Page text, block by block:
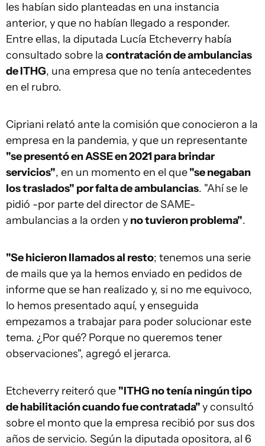
les habían sido planteadas en una instancia
anterior, y que no habían llegado a responder.
Entre ellas, la diputada Lucía Etcheverry había
consultado sobre la contratación de ambulancias
de ITHG, una empresa que no tenía antecedentes
en el rubro.
Cipriani relató ante la comisión que conocieron a la
empresa en la pandemia, y que un representante
"se presentó en ASSE en 2021 para brindar
servicios", en un momento en el que"se negaban
los traslados" por falta de ambulancias. "Ahí se le
pidió -por parte del director de SAME-
ambulancias a la orden y no tuvieron problema".
"Se hicieron llamados al resto; tenemos una serie
de mails que ya la hemos enviado en pedidos de
informe que se han realizado y, si no me equivoco,
lo hemos presentado aquí, y enseguida
empezamos a trabajar para poder solucionar este
tema. ¿Por qué? Porque no queremos tener
observaciones", agregó el jerarca.
Etcheverry reiteró que "ITHG no tenía ningún tipo
de habilitación cuando fue contratada"y consultó
sobre el monto que la empresa recibió por sus dos
años de servicio. Según la diputada opositora, al 6